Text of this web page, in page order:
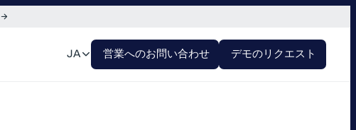
JA 営業へのお問い合わせ デモのリクエスト